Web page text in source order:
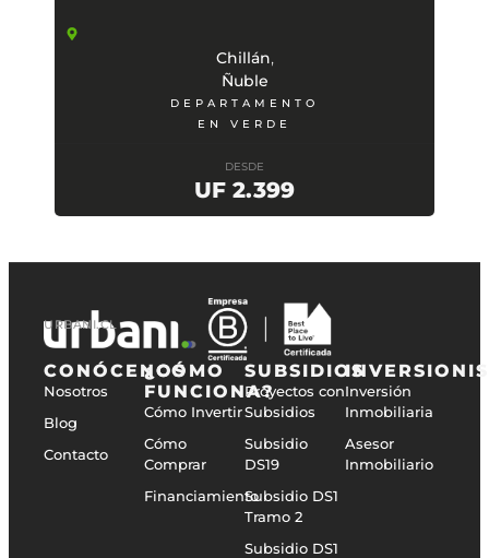
Chillán,
Ñuble
DEPARTAMENTO
EN VERDE
DESDE
UF 2.399
URBANI.CL
CONÓCENOS
Nosotros
Blog
Contacto
¿CÓMO
FUNCIONA?
Cómo Invertir
Cómo
Comprar
Financiamiento
SUBSIDIOS
Proyectos con
Subsidios
Subsidio
DS19
Subsidio DS1
Tramo 2
Subsidio DS1
Inversión
Inmobiliaria
Asesor
Inmobiliario